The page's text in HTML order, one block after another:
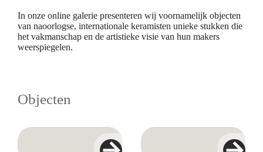
In onze online galerie presenteren wij voornamelijk objecten
van naoorlogse, internationale keramisten unieke stukken die
het vakmanschap en de artistieke visie van hun makers
weerspiegelen.
Objecten